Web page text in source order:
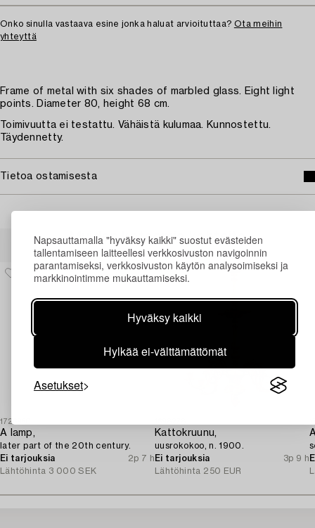
Napsauttamalla "hyväksy kaikki" suostut evästeiden
tallentamiseen laitteellesi verkkosivuston navigoinnin
parantamiseksi, verkkosivuston käytön analysoimiseksi ja
markkinointimme mukauttamiseksi.
Hyväksy kaikki
Hylkää ei-välttämättömät
Asetukset
Onko sinulla vastaava esine jonka haluat arvioituttaa? Ota meihin
yhteyttä
Frame of metal with six shades of marbled glass. Eight light
points. Diameter 80, height 68 cm.
Toimivuutta ei testattu. Vähäistä kulumaa. Kunnostettu.
Täydennetty.
Tietoa ostamisesta
Muiden katsomia kohteita
1726950
A lamp,
later part of the 20th century.
Ei tarjouksia
2p 7 h
Lähtöhinta 3 000 SEK
Kattokruunu,
uusrokokoo, n. 1900.
Ei tarjouksia
3p 9 h
Lähtöhinta 250 EUR